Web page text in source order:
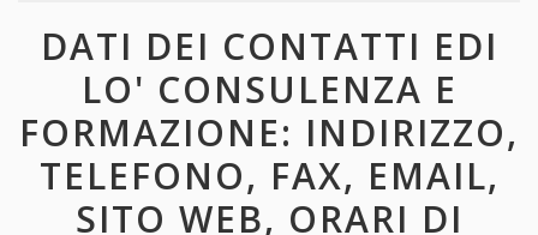
DATI DEI CONTATTI EDI
LO' CONSULENZA E
FORMAZIONE: INDIRIZZO,
TELEFONO, FAX, EMAIL,
SITO WEB, ORARI DI